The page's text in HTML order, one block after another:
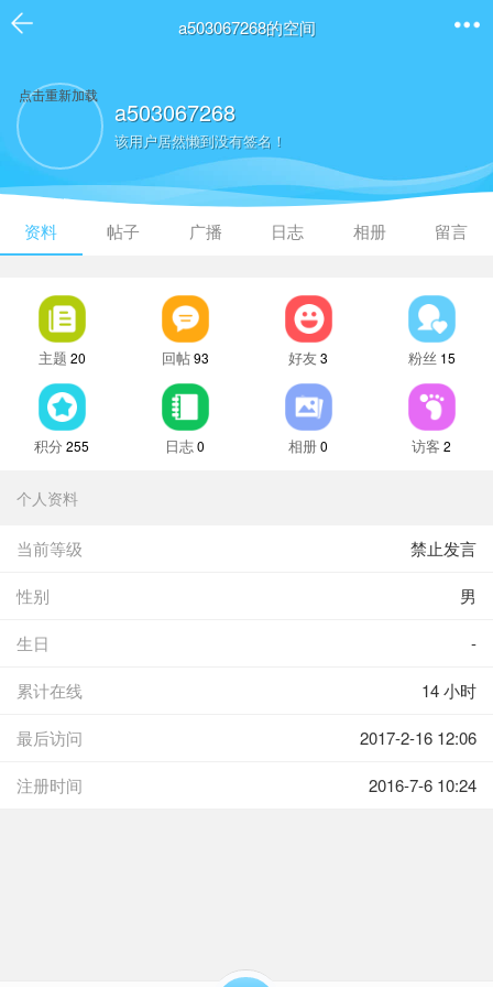
a503067268的空间
点击重新加载
a503067268
该用户居然懒到没有签名！
资料 帖子 广播 日志 相册 留言
主题 20 回帖 93 好友3 粉丝 15
积分 255 日志0 相册0 访客 2
个人资料
当前等级 禁止发言
性别 男
生日 -
累计在线 14 小时
最后访问 2017-2-16 12:06
注册时间 2016-7-6 10:24